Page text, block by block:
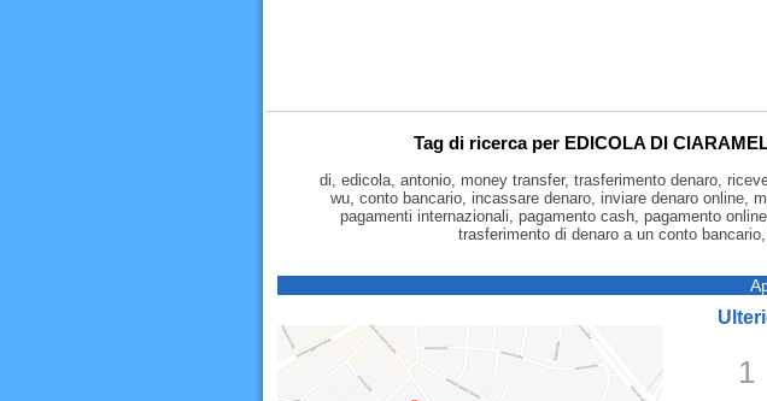
Tag di ricerca per EDICOLA DI
di, edicola, antonio, money transfer, trasferimento denaro,
wu, conto bancario, incassare denaro, inviare denaro online,
pagamenti internazionali, pagamento cash, pagamento
trasferimento di denaro a un conto
1